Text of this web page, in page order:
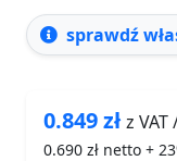
sprawdź
0.849złz VAT
0.690 zł netto +